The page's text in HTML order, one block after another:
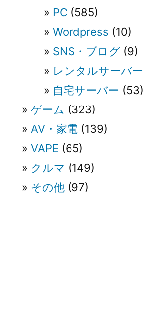
PC (585)
Wordpress (10)
SNS・ブログ (9)
レンタルサーバー
自宅サーバー (53)
ゲーム (323)
AV・家電 (139)
VAPE (65)
クルマ (149)
その他 (97)